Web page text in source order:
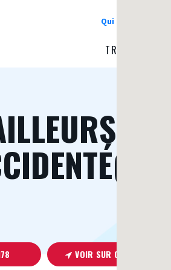
Qui nous sommes
TROUVER UNE
ET
VOIR SUR GOOGLE MAPS